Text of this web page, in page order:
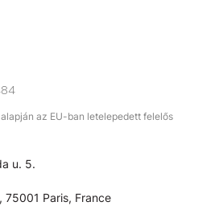
az EU-ban letelepedett felelős
u. 5.
75001 Paris, France